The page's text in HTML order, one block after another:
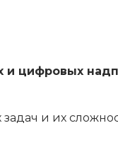
и цифровых
и их